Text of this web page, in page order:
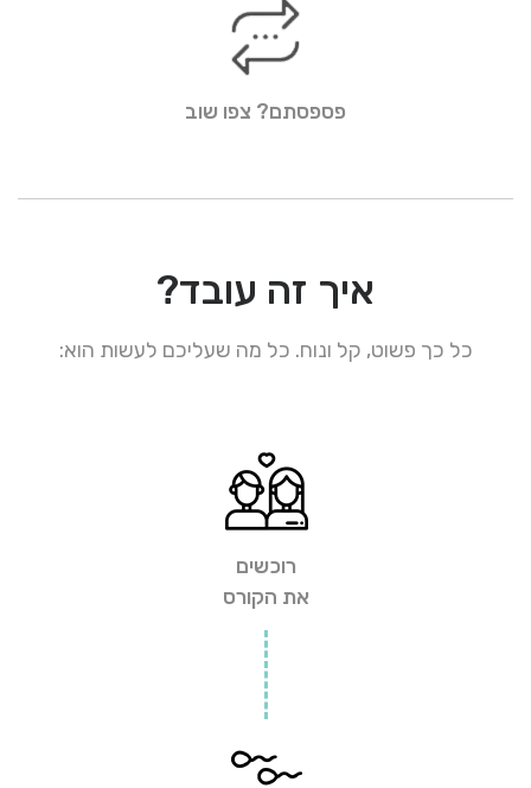
פספסתם? צפו שוב
איך זה עובד?
כל כך פשוט, קל ונוח. כל מה שעליכם לעשות הוא:
רוכשים
את הקורס